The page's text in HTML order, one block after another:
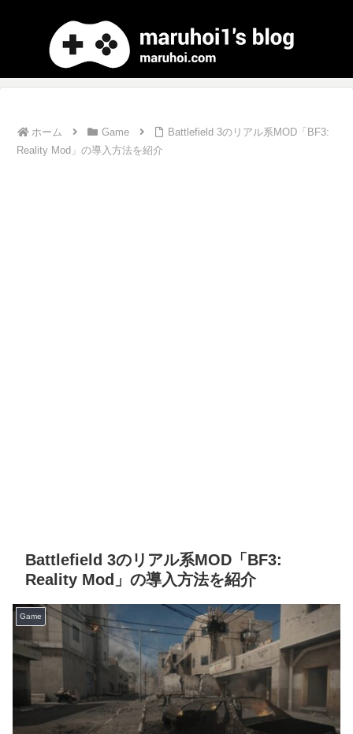
ホーム Game
Battlefield 3のリアル系MOD「BF3:
Reality Mod」の導入方法を紹介
Battlefield 3のリアル系MOD「BF3:
Reality Mod」の導入方法を紹介
Game